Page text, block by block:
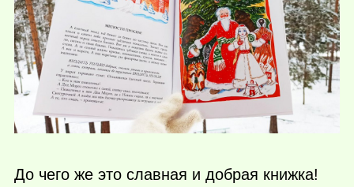
До чего же это славная и добрая книжка!